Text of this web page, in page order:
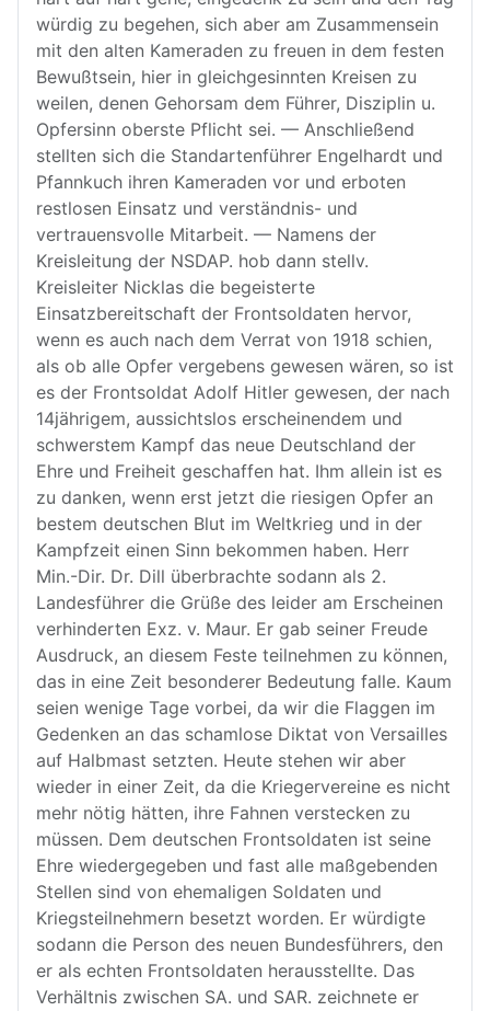
würdig zu begehen, sich aber am Zusammensein
mit den alten Kameraden zu freuen in dem festen
Bewußtsein, hier in gleichgesinnten Kreisen zu
weilen, denen Gehorsam dem Führer, Disziplin u.
Opfersinn oberste Pflicht sei. — Anschließend
stellten sich die Standartenführer Engelhardt und
Pfannkuch ihren Kameraden vor und erboten
restlosen Einsatz und verständnis- und
vertrauensvolle Mitarbeit. — Namens der
Kreisleitung der NSDAP. hob dann stellv.
Kreisleiter Nicklas die begeisterte
Einsatzbereitschaft der Frontsoldaten hervor,
wenn es auch nach dem Verrat von 1918 schien,
als ob alle Opfer vergebens gewesen wären, so ist
es der Frontsoldat Adolf Hitler gewesen, der nach
14jährigem, aussichtslos erscheinendem und
schwerstem Kampf das neue Deutschland der
Ehre und Freiheit geschaffen hat. Ihm allein ist es
zu danken, wenn erst jetzt die riesigen Opfer an
bestem deutschen Blut im Weltkrieg und in der
Kampfzeit einen Sinn bekommen haben. Herr
Min.-Dir. Dr. Dill überbrachte sodann als 2.
Landesführer die Grüße des leider am Erscheinen
verhinderten Exz. v. Maur. Er gab seiner Freude
Ausdruck, an diesem Feste teilnehmen zu können,
das in eine Zeit besonderer Bedeutung falle. Kaum
seien wenige Tage vorbei, da wir die Flaggen im
Gedenken an das schamlose Diktat von Versailles
auf Halbmast setzten. Heute stehen wir aber
wieder in einer Zeit, da die Kriegervereine es nicht
mehr nötig hätten, ihre Fahnen verstecken zu
müssen. Dem deutschen Frontsoldaten ist seine
Ehre wiedergegeben und fast alle maßgebenden
Stellen sind von ehemaligen Soldaten und
Kriegsteilnehmern besetzt worden. Er würdigte
sodann die Person des neuen Bundesführers, den
er als echten Frontsoldaten herausstellte. Das
Verhältnis zwischen SA. und SAR. zeichnete er